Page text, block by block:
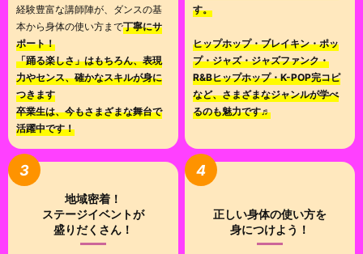
経験豊富な講師陣が、ダンスの基
本から身体の使い方まで丁寧にサ
ポート！
「踊る楽しさ」はもちろん、表現
力やセンス、確かなスキルが身に
つきます
卒業生は、今もさまざまな舞台で
活躍中です！
す。
ヒップホップ・ブレイキン・ポッ
プ・ジャズ・ジャズファンク・
R&Bヒップホップ・K-POP完コピ
など、さまざまなジャンルが学べ
るのも魅力です♬
3
地域密着！
ステージイベントが
盛りだくさん！
4
正しい身体の使い方を
身につけよう！